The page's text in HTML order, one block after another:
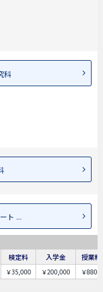
科
ト ...
検定料 入学金 授業
￥35,000 ￥200,000 ￥